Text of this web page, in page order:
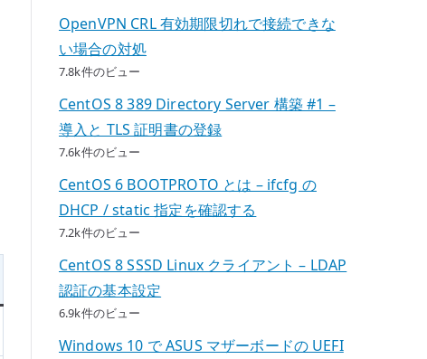
OpenVPN CRL 有効期限切れで接続できな
い場合の対処
7.8k件のビュー
CentOS 8 389 Directory Server 構築 #1 –
導入と TLS 証明書の登録
7.6k件のビュー
CentOS 6 BOOTPROTO とは – ifcfg の
DHCP / static 指定を確認する
7.2k件のビュー
CentOS 8 SSSD Linux クライアント – LDAP
認証の基本設定
6.9k件のビュー
Windows 10 で ASUS マザーボードの UEFI